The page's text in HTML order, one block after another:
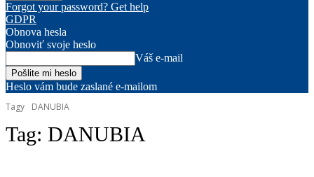
Forgot your password? Get help
GDPR
Obnova hesla
Obnoviť svoje heslo
Váš e-mail
Heslo vám bude zaslané e-mailom
Tagy
DANUBIA
Tag: DANUBIA